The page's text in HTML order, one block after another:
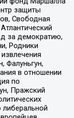
защиты
Свободная
за демократию,
Родники
Фалуньгун,
в отношении
по
Пражский